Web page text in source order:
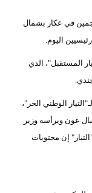
في عكار بشمال
اليوم.
المستقبل"، الذي
الوطني الحر"،
عون ويرأسه وزير
إن محتويات